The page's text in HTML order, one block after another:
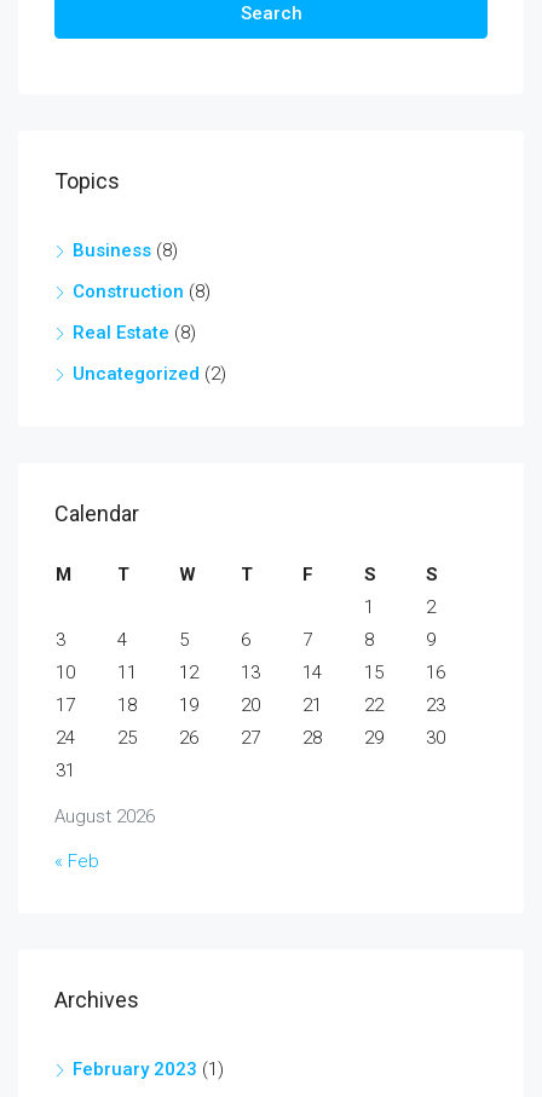
Search
Topics
Business (8)
Construction (8)
Real Estate (8)
Uncategorized (2)
Calendar
August 2026
M T W T F S
S
1
2
3
4 5 6 7 8
9
10
11 12 13 14 15
16
17
18 19 20 21 22
23
24
25 26 27 28 29
30
31
« Feb
Archives
February 2023 (1)